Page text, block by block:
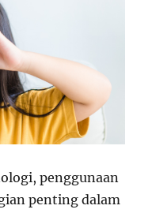
penggunaan
penting dalam